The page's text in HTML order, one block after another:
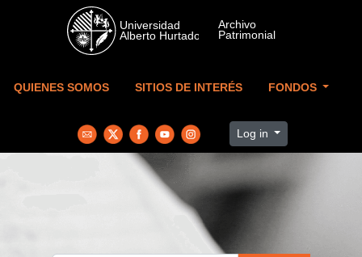
Skip to main content
QUIENES SOMOS SITIOS DE INTERÉS FONDOS
Log in